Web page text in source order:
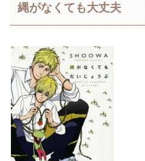
縄がなくても大丈夫